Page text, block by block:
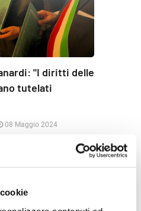
"I diritti delle
tutelati
08 Maggio 2024